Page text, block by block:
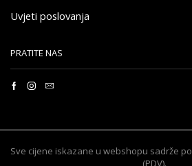
Uvjeti poslovanja
PRATITE NAS
Sve cijene iskazane u webshopu sadrže
(PDV).